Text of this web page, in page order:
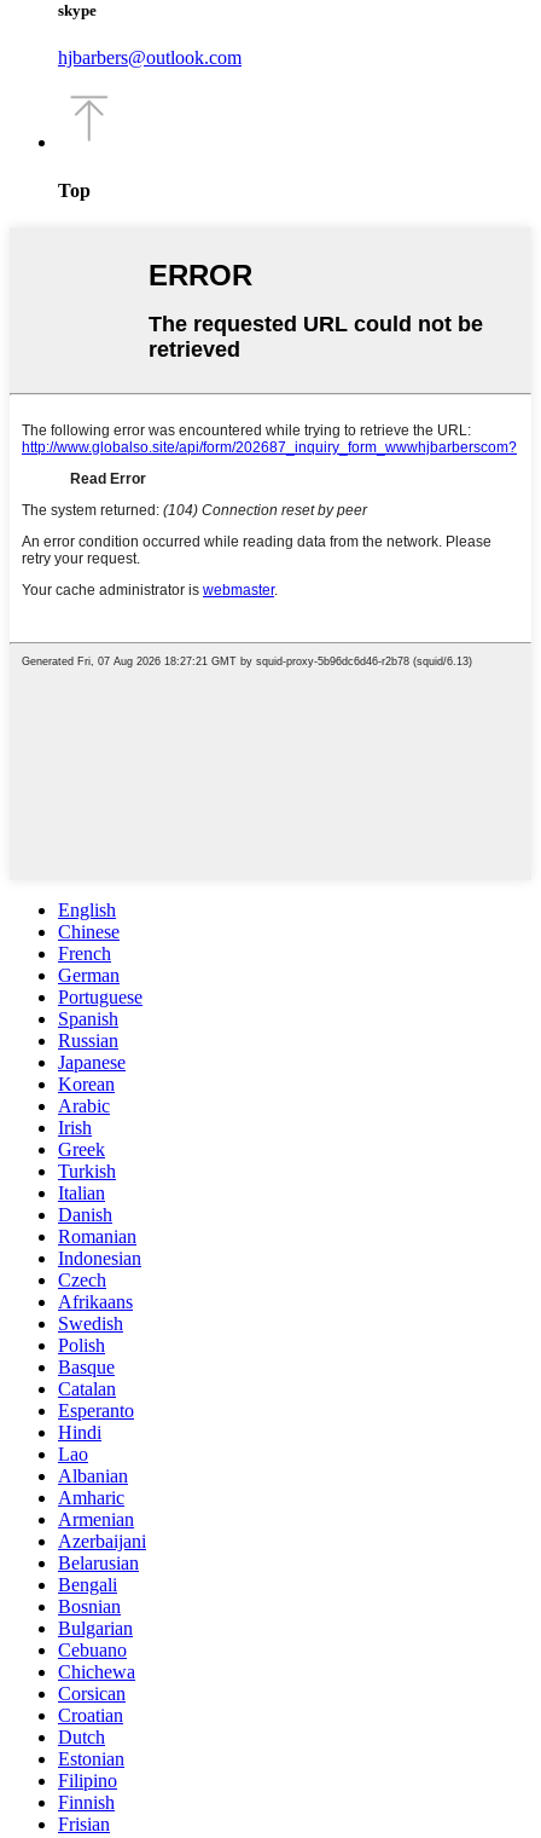
skype
hjbarbers@outlook.com
Top
English
Chinese
French
German
Portuguese
Spanish
Russian
Japanese
Korean
Arabic
Irish
Greek
Turkish
Italian
Danish
Romanian
Indonesian
Czech
Afrikaans
Swedish
Polish
Basque
Catalan
Esperanto
Hindi
Lao
Albanian
Amharic
Armenian
Azerbaijani
Belarusian
Bengali
Bosnian
Bulgarian
Cebuano
Chichewa
Corsican
Croatian
Dutch
Estonian
Filipino
Finnish
Frisian